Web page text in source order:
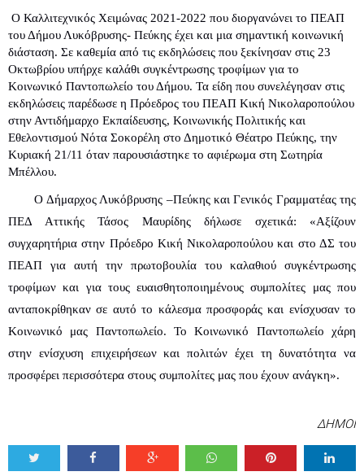
Ο Καλλιτεχνικός Χειμώνας 2021-2022 που διοργανώνει το ΠΕΑΠ
του Δήμου Λυκόβρυσης- Πεύκης έχει και μια σημαντική κοινωνική
διάσταση. Σε καθεμία από τις εκδηλώσεις που ξεκίνησαν στις 23
Οκτωβρίου υπήρχε καλάθι συγκέντρωσης τροφίμων για το
Κοινωνικό Παντοπωλείο του Δήμου. Τα είδη που συνελέγησαν στις
εκδηλώσεις παρέδωσε η Πρόεδρος του ΠΕΑΠ Κική Νικολαροπούλου
στην Αντιδήμαρχο Εκπαίδευσης, Κοινωνικής Πολιτικής και
Εθελοντισμού Νότα Σοκορέλη στο Δημοτικό Θέατρο Πεύκης, την
Κυριακή 21/11 όταν παρουσιάστηκε το αφιέρωμα στη Σωτηρία
Μπέλλου.
Ο Δήμαρχος Λυκόβρυσης –Πεύκης και Γενικός Γραμματέας της
ΠΕΔ Αττικής Τάσος Μαυρίδης δήλωσε σχετικά: «Αξίζουν
συγχαρητήρια στην Πρόεδρο Κική Νικολαροπούλου και στο ΔΣ του
ΠΕΑΠ για αυτή την πρωτοβουλία του καλαθιού συγκέντρωσης
τροφίμων και για τους ευαισθητοποιημένους συμπολίτες μας που
ανταποκρίθηκαν σε αυτό το κάλεσμα προσφοράς και ενίσχυσαν το
Κοινωνικό μας Παντοπωλείο. Το Κοινωνικό Παντοπωλείο χάρη
στην ενίσχυση επιχειρήσεων και πολιτών έχει τη δυνατότητα να
προσφέρει περισσότερα στους συμπολίτες μας που έχουν ανάγκη».
ΔΗΜΟΙ